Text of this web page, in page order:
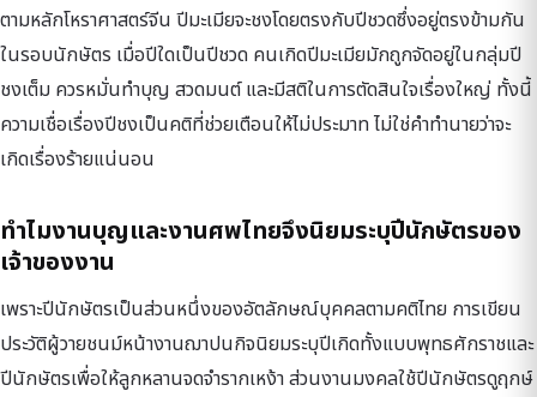
ตามหลักโหราศาสตร์จีน ปีมะเมียจะชงโดยตรงกับปีชวดซึ่งอยู่ตรงข้ามกัน
ในรอบนักษัตร เมื่อปีใดเป็นปีชวด คนเกิดปีมะเมียมักถูกจัดอยู่ในกลุ่มปี
ชงเต็ม ควรหมั่นทำบุญ สวดมนต์ และมีสติในการตัดสินใจเรื่องใหญ่ ทั้งนี้
ความเชื่อเรื่องปีชงเป็นคติที่ช่วยเตือนให้ไม่ประมาท ไม่ใช่คำทำนายว่าจะ
เกิดเรื่องร้ายแน่นอน
ทำไมงานบุญและงานศพไทยจึงนิยมระบุปีนักษัตรของ
เจ้าของงาน
เพราะปีนักษัตรเป็นส่วนหนึ่งของอัตลักษณ์บุคคลตามคติไทย การเขียน
ประวัติผู้วายชนม์หน้างานฌาปนกิจนิยมระบุปีเกิดทั้งแบบพุทธศักราชและ
ปีนักษัตรเพื่อให้ลูกหลานจดจำรากเหง้า ส่วนงานมงคลใช้ปีนักษัตรดูฤกษ์